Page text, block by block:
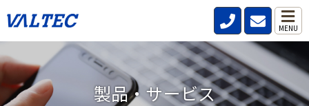
MENU
製品・サービス